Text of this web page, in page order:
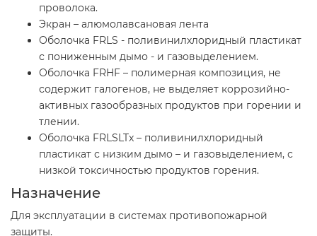
проволока.
Экран – алюмолавсановая лента
Оболочка FRLS - поливинилхлоридный пластикат
с пониженным дымо - и газовыделением.
Оболочка FRHF – полимерная композиция, не
содержит галогенов, не выделяет коррозийно-
активных газообразных продуктов при горении и
тлении.
Оболочка FRLSLTx – поливинилхлоридный
пластикат с низким дымо – и газовыделением, с
низкой токсичностью продуктов горения.
Назначение
Для эксплуатации в системах противопожарной
защиты.